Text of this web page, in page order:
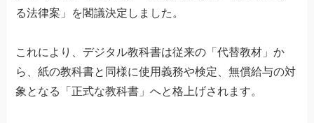
る法律案」を閣議決定しました。
これにより、デジタル教科書は従来の「代替教材」か
ら、紙の教科書と同様に使用義務や検定、無償給与の対
象となる「正式な教科書」へと格上げされます。